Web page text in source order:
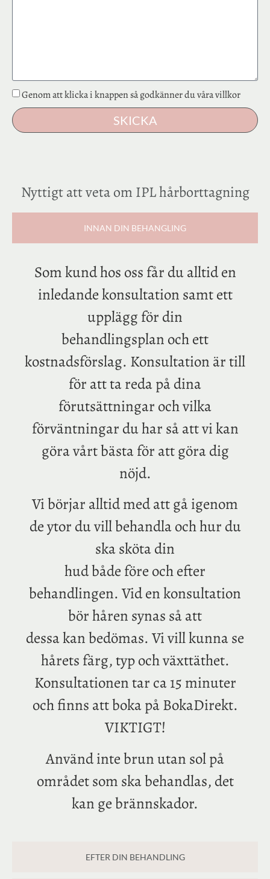
Genom att klicka i knappen så godkänner du våra villkor
SKICKA
Nyttigt att veta om IPL hårborttagning
INNAN DIN BEHANGLING
EFTER DIN BEHANDLING
Som kund hos oss får du alltid en
inledande konsultation samt ett
upplägg för din
behandlingsplan och ett
kostnadsförslag. Konsultation är till
för att ta reda på dina
förutsättningar och vilka
förväntningar du har så att vi kan
göra vårt bästa för att göra dig
nöjd.
Vi börjar alltid med att gå igenom
de ytor du vill behandla och hur du
ska sköta din
hud både före och efter
behandlingen. Vid en konsultation
bör håren synas så att
dessa kan bedömas. Vi vill kunna se
hårets färg, typ och växttäthet.
Konsultationen tar ca 15 minuter
och finns att boka på BokaDirekt.
VIKTIGT!
Använd inte brun utan sol på
området som ska behandlas, det
kan ge brännskador.